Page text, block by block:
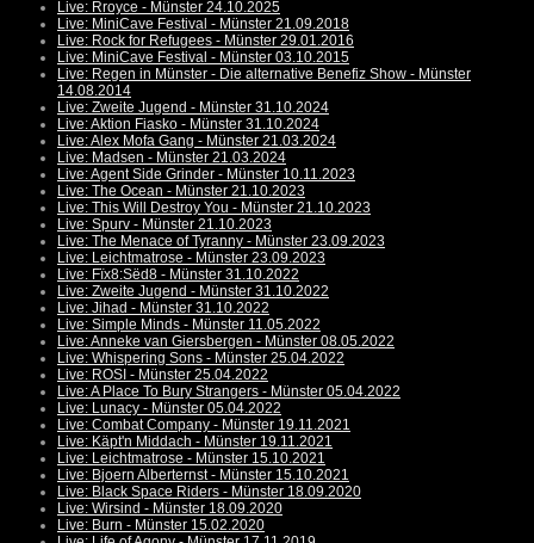
Live: Rroyce - Münster 24.10.2025
Live: MiniCave Festival - Münster 21.09.2018
Live: Rock for Refugees - Münster 29.01.2016
Live: MiniCave Festival - Münster 03.10.2015
Live: Regen in Münster - Die alternative Benefiz Show - Münster
14.08.2014
Live: Zweite Jugend - Münster 31.10.2024
Live: Aktion Fiasko - Münster 31.10.2024
Live: Alex Mofa Gang - Münster 21.03.2024
Live: Madsen - Münster 21.03.2024
Live: Agent Side Grinder - Münster 10.11.2023
Live: The Ocean - Münster 21.10.2023
Live: This Will Destroy You - Münster 21.10.2023
Live: Spurv - Münster 21.10.2023
Live: The Menace of Tyranny - Münster 23.09.2023
Live: Leichtmatrose - Münster 23.09.2023
Live: Fïx8:Sëd8 - Münster 31.10.2022
Live: Zweite Jugend - Münster 31.10.2022
Live: Jihad - Münster 31.10.2022
Live: Simple Minds - Münster 11.05.2022
Live: Anneke van Giersbergen - Münster 08.05.2022
Live: Whispering Sons - Münster 25.04.2022
Live: ROSI - Münster 25.04.2022
Live: A Place To Bury Strangers - Münster 05.04.2022
Live: Lunacy - Münster 05.04.2022
Live: Combat Company - Münster 19.11.2021
Live: Käpt'n Middach - Münster 19.11.2021
Live: Leichtmatrose - Münster 15.10.2021
Live: Bjoern Alberternst - Münster 15.10.2021
Live: Black Space Riders - Münster 18.09.2020
Live: Wirsind - Münster 18.09.2020
Live: Burn - Münster 15.02.2020